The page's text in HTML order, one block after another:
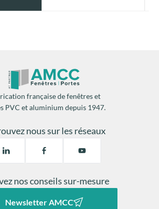
française de fenêtres et
PVC et aluminium depuis 1947.
nous sur les réseaux
nos conseils sur-mesure
Newsletter AMCC